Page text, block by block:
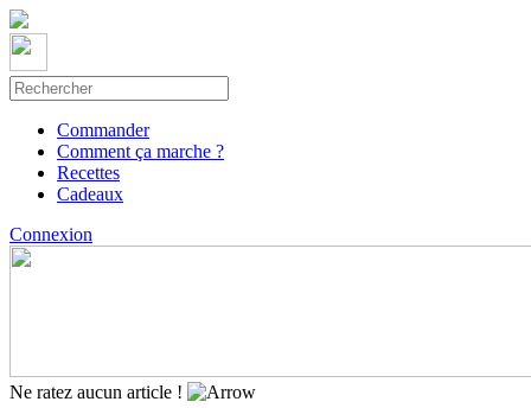
Commander
Comment ça marche ?
Recettes
Cadeaux
Connexion
Ne ratez aucun article !